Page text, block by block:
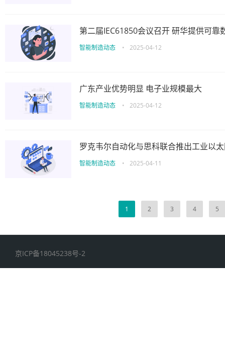
第二届IEC61850会议召开 研华提供可靠
智能制造动态 • 2025-04-12
广东产业优势明显 电子业规模最大
智能制造动态 • 2025-04-12
罗克韦尔自动化与思科联合推出工业以
智能制造动态 • 2025-04-11
1 2 3 4 5
京ICP备18045238号-2